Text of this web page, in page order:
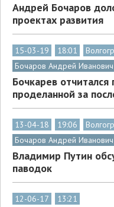
Андрей Бочаров
проектах развития
15-03-19 18:01
Бочаров Андрей Иванович
Бочкарев
проделанной за
13-04-18 19:06
Бочаров Андрей Иванович
Владимир Путин
паводок
12-06-17 13:21